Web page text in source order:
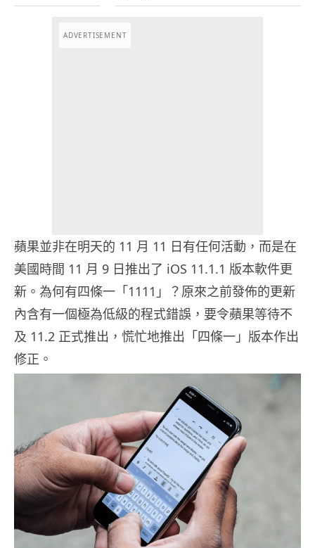
ADVERTISEMENT
蘋果並非在明天的 11 月 11 日有任何活動，而是在
美國時間 11 月 9 日推出了 iOS 11.1.1 版本軟件更
新。為何有四條一「1111」？原來之前發佈的更新
內含有一個極為低級的程式錯誤，要令蘋果等待不
及 11.2 正式推出，慌忙地推出「四條一」版本作出
修正。